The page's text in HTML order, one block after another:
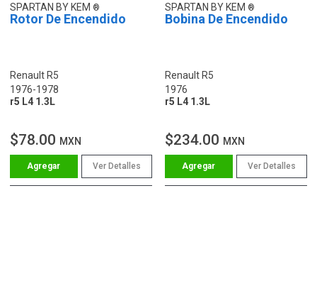
SPARTAN BY KEM
Rotor De Encendido
Renault R5
1976-1978
r5 L4 1.3L
$78.00 MXN
Ver Detalles
SPARTAN BY KEM
Bobina De Encendido
Renault R5
1976
r5 L4 1.3L
$234.00 MXN
Ver Detalles